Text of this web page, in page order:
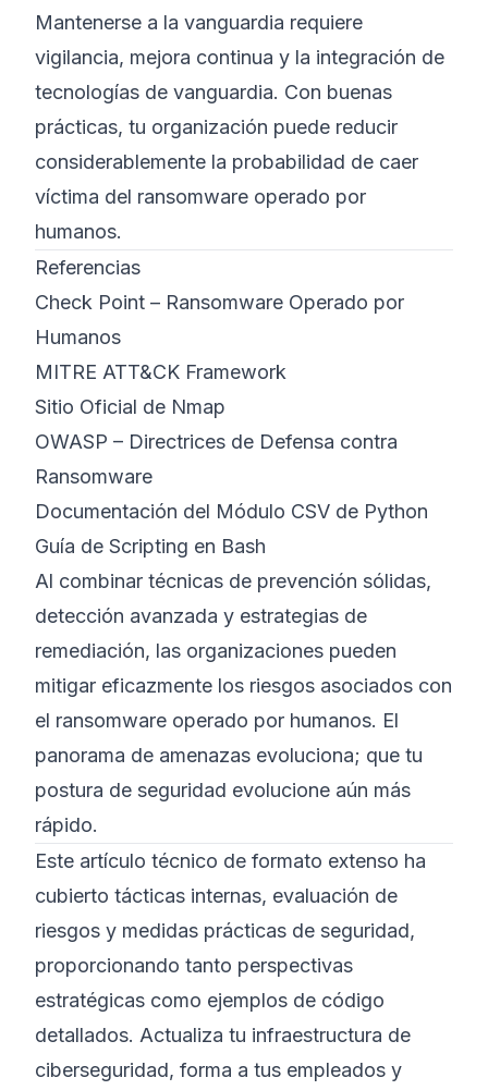
Mantenerse a la vanguardia requiere
vigilancia, mejora continua y la integración de
tecnologías de vanguardia. Con buenas
prácticas, tu organización puede reducir
considerablemente la probabilidad de caer
víctima del ransomware operado por
humanos.
Referencias
Check Point – Ransomware Operado por
Humanos
MITRE ATT&CK Framework
Sitio Oficial de Nmap
OWASP – Directrices de Defensa contra
Ransomware
Documentación del Módulo CSV de Python
Guía de Scripting en Bash
Al combinar técnicas de prevención sólidas,
detección avanzada y estrategias de
remediación, las organizaciones pueden
mitigar eficazmente los riesgos asociados con
el ransomware operado por humanos. El
panorama de amenazas evoluciona; que tu
postura de seguridad evolucione aún más
rápido.
Este artículo técnico de formato extenso ha
cubierto tácticas internas, evaluación de
riesgos y medidas prácticas de seguridad,
proporcionando tanto perspectivas
estratégicas como ejemplos de código
detallados. Actualiza tu infraestructura de
ciberseguridad, forma a tus empleados y